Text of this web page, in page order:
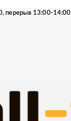
перерыв 13:00-14:00